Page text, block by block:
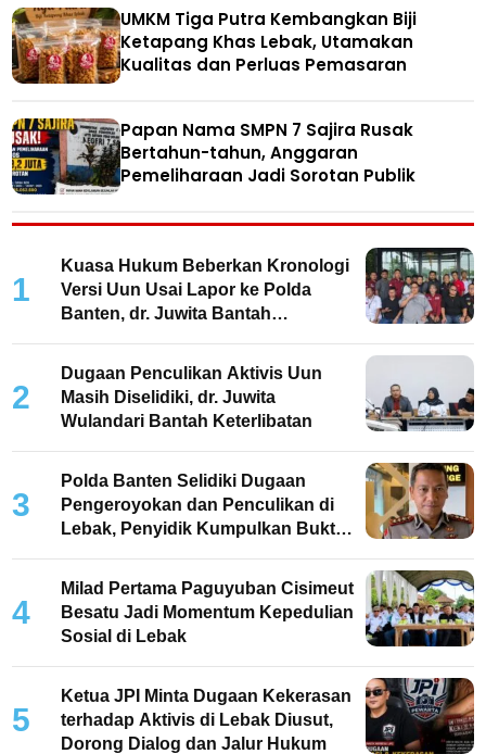
UMKM Tiga Putra Kembangkan Biji
Ketapang Khas Lebak, Utamakan
Kualitas dan Perluas Pemasaran
Papan Nama SMPN 7 Sajira Rusak
Bertahun-tahun, Anggaran
Pemeliharaan Jadi Sorotan Publik
1
Kuasa Hukum Beberkan Kronologi
Versi Uun Usai Lapor ke Polda
Banten, dr. Juwita Bantah
2
Dugaan Penculikan Aktivis Uun
Masih Diselidiki, dr. Juwita
Wulandari Bantah Keterlibatan
3
Polda Banten Selidiki Dugaan
Pengeroyokan dan Penculikan di
Lebak, Penyidik Kumpulkan Bukti
4
Milad Pertama Paguyuban Cisimeut
Besatu Jadi Momentum Kepedulian
Sosial di Lebak
5
Ketua JPI Minta Dugaan Kekerasan
terhadap Aktivis di Lebak Diusut,
Dorong Dialog dan Jalur Hukum